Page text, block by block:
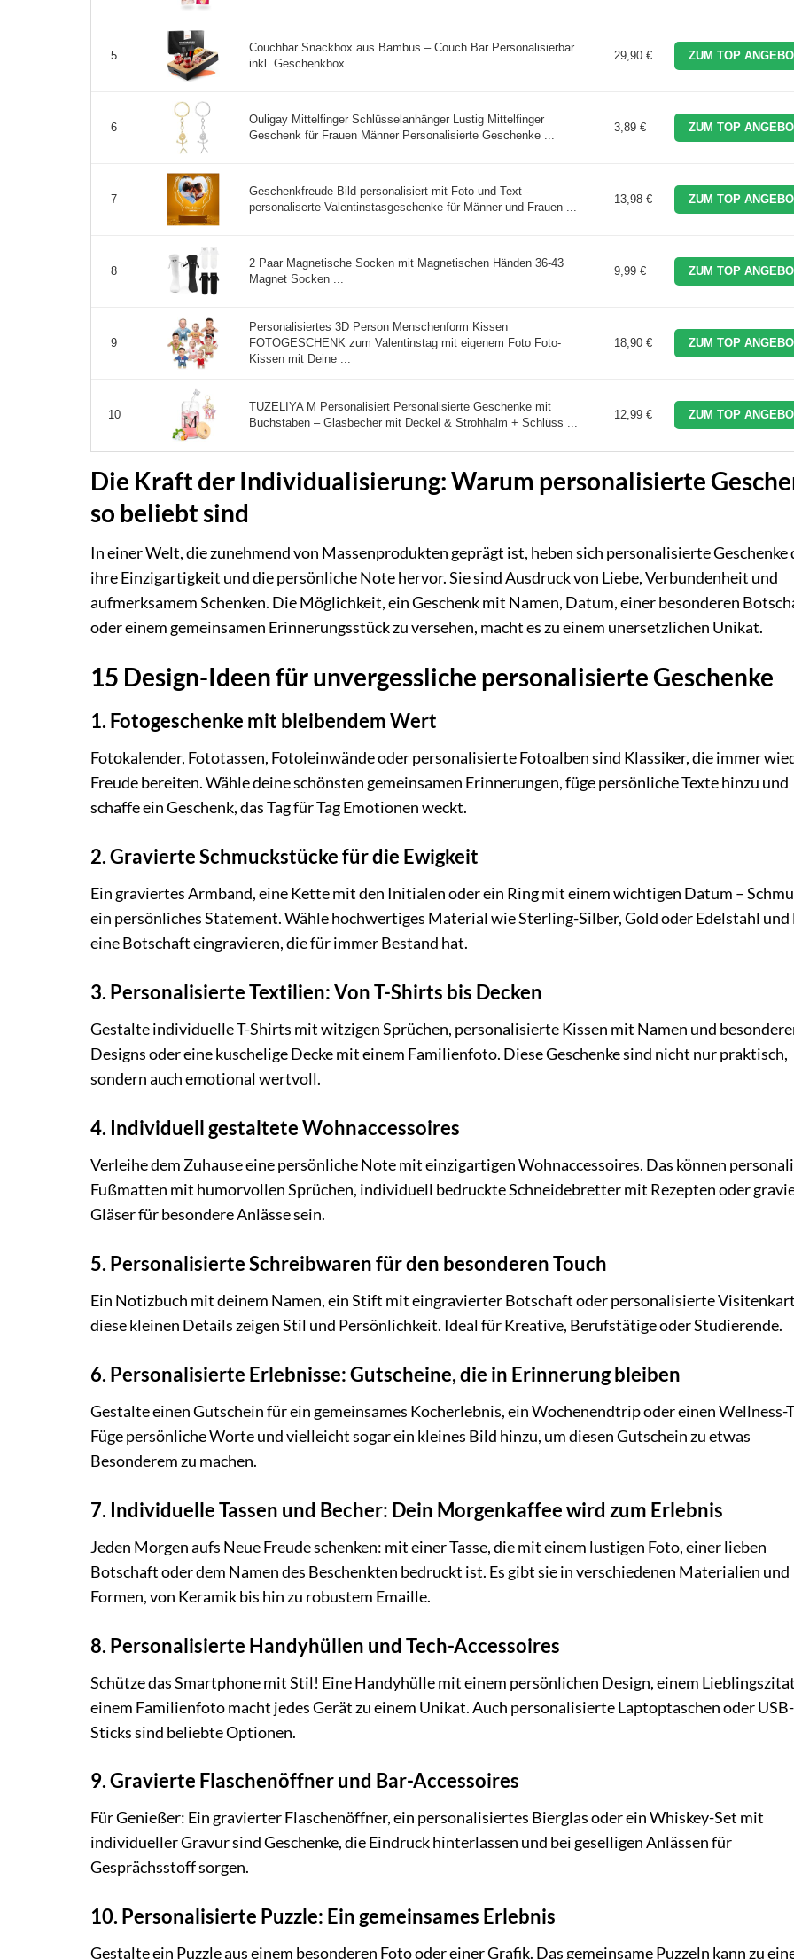
5
Couchbar Snackbox aus Bambus – Couch Bar Personalisierbar
inkl. Geschenkbox ...
29,90 € ZUM TOP
6
Ouligay Mittelfinger Schlüsselanhänger Lustig Mittelfinger
Geschenk für Frauen Männer Personalisierte Geschenke ...
3,89 € ZUM TOP
7
Geschenkfreude Bild personalisiert mit Foto und Text -
personaliserte Valentinstasgeschenke für Männer und Frauen ...
13,98 € ZUM TOP
8
2 Paar Magnetische Socken mit Magnetischen Händen 36-43
Magnet Socken ...
9,99 € ZUM TOP
9
Personalisiertes 3D Person Menschenform Kissen
FOTOGESCHENK zum Valentinstag mit eigenem Foto Foto-
Kissen mit Deine ...
18,90 € ZUM TOP
10
TUZELIYA M Personalisiert Personalisierte Geschenke mit
Buchstaben – Glasbecher mit Deckel & Strohhalm + Schlüss ...
12,99 € ZUM TOP
Die Kraft der Individualisierung: Warum personalisierte
so beliebt sind
In einer Welt, die zunehmend von Massenprodukten geprägt ist, heben sich personalisierte Geschenke
ihre Einzigartigkeit und die persönliche Note hervor. Sie sind Ausdruck von Liebe, Verbundenheit und
aufmerksamem Schenken. Die Möglichkeit, ein Geschenk mit Namen, Datum, einer besonderen
oder einem gemeinsamen Erinnerungsstück zu versehen, macht es zu einem unersetzlichen Unikat.
15 Design-Ideen für unvergessliche personalisierte Geschenke
1. Fotogeschenke mit bleibendem Wert
Fotokalender, Fototassen, Fotoleinwände oder personalisierte Fotoalben sind Klassiker, die immer
Freude bereiten. Wähle deine schönsten gemeinsamen Erinnerungen, füge persönliche Texte hinzu und
schaffe ein Geschenk, das Tag für Tag Emotionen weckt.
2. Gravierte Schmuckstücke für die Ewigkeit
Ein graviertes Armband, eine Kette mit den Initialen oder ein Ring mit einem wichtigen Datum –
ein persönliches Statement. Wähle hochwertiges Material wie Sterling-Silber, Gold oder Edelstahl und
eine Botschaft eingravieren, die für immer Bestand hat.
3. Personalisierte Textilien: Von T-Shirts bis Decken
Gestalte individuelle T-Shirts mit witzigen Sprüchen, personalisierte Kissen mit Namen und
Designs oder eine kuschelige Decke mit einem Familienfoto. Diese Geschenke sind nicht nur praktisch,
sondern auch emotional wertvoll.
4. Individuell gestaltete Wohnaccessoires
Verleihe dem Zuhause eine persönliche Note mit einzigartigen Wohnaccessoires. Das können
Fußmatten mit humorvollen Sprüchen, individuell bedruckte Schneidebretter mit Rezepten oder
Gläser für besondere Anlässe sein.
5. Personalisierte Schreibwaren für den besonderen Touch
Ein Notizbuch mit deinem Namen, ein Stift mit eingravierter Botschaft oder personalisierte
diese kleinen Details zeigen Stil und Persönlichkeit. Ideal für Kreative, Berufstätige oder Studierende.
6. Personalisierte Erlebnisse: Gutscheine, die in Erinnerung bleiben
Gestalte einen Gutschein für ein gemeinsames Kocherlebnis, ein Wochenendtrip oder einen Wellness-
Füge persönliche Worte und vielleicht sogar ein kleines Bild hinzu, um diesen Gutschein zu etwas
Besonderem zu machen.
7. Individuelle Tassen und Becher: Dein Morgenkaffee wird zum Erlebnis
Jeden Morgen aufs Neue Freude schenken: mit einer Tasse, die mit einem lustigen Foto, einer lieben
Botschaft oder dem Namen des Beschenkten bedruckt ist. Es gibt sie in verschiedenen Materialien und
Formen, von Keramik bis hin zu robustem Emaille.
8. Personalisierte Handyhüllen und Tech-Accessoires
Schütze das Smartphone mit Stil! Eine Handyhülle mit einem persönlichen Design, einem
einem Familienfoto macht jedes Gerät zu einem Unikat. Auch personalisierte Laptoptaschen oder USB-
Sticks sind beliebte Optionen.
9. Gravierte Flaschenöffner und Bar-Accessoires
Für Genießer: Ein gravierter Flaschenöffner, ein personalisiertes Bierglas oder ein Whiskey-Set mit
individueller Gravur sind Geschenke, die Eindruck hinterlassen und bei geselligen Anlässen für
Gesprächsstoff sorgen.
10. Personalisierte Puzzle: Ein gemeinsames Erlebnis
Gestalte ein Puzzle aus einem besonderen Foto oder einer Grafik. Das gemeinsame Puzzeln kann zu